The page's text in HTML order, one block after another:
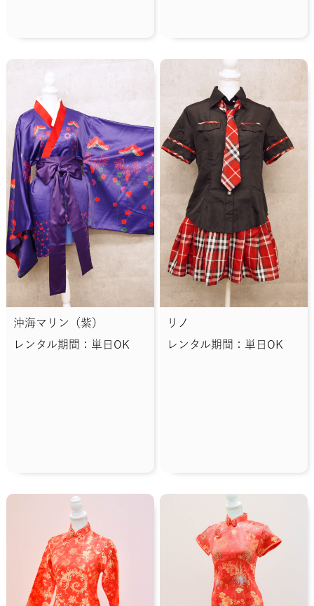
沖海マリン（紫）
レンタル期間：単日OK
リノ
レンタル期間：単日OK